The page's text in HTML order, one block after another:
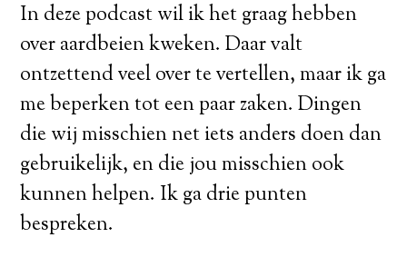
In deze podcast wil ik het graag hebben
over aardbeien kweken. Daar valt
ontzettend veel over te vertellen, maar ik ga
me beperken tot een paar zaken. Dingen
die wij misschien net iets anders doen dan
gebruikelijk, en die jou misschien ook
kunnen helpen. Ik ga drie punten
bespreken.